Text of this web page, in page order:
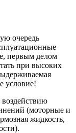
очередь
первым делом
при высоких
условие!
(моторные и
жидкость,